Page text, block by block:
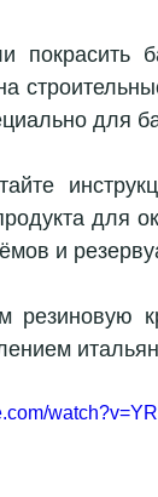
для
для
и
резиновую